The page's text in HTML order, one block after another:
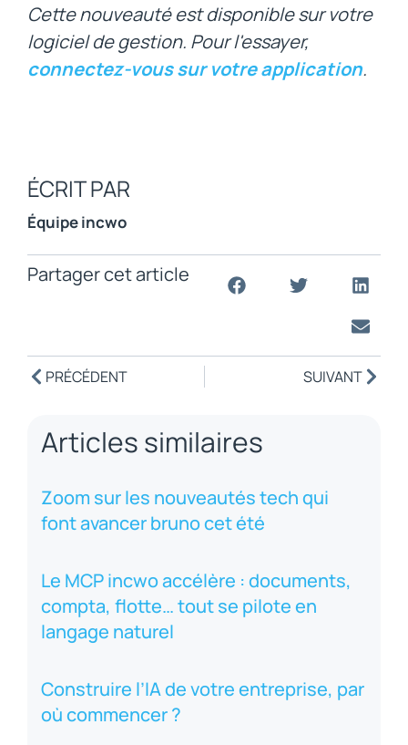
Articles similaires
Zoom sur les nouveautés tech qui
font avancer bruno cet été
Le MCP incwo accélère : documents,
compta, flotte… tout se pilote en
langage naturel
Construire l’IA de votre entreprise, par
où commencer ?
Cette nouveauté est disponible sur votre
logiciel de gestion. Pour l'essayer,
connectez-vous sur votre application.
ÉCRIT PAR
Équipe incwo
Partager cet article
PRÉCÉDENT SUIVANT